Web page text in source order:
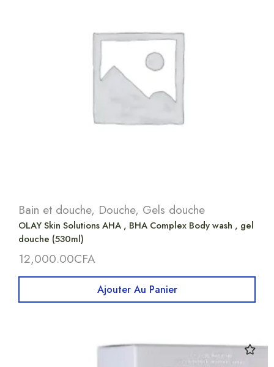
Bain et douche, Douche, Gels douche
OLAY Skin Solutions AHA , BHA Complex Body wash , gel
douche (530ml)
12,000.00CFA
Ajouter Au Panier